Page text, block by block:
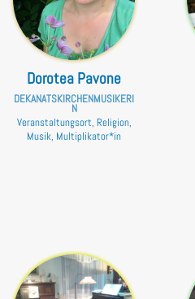
Dorotea Pavone
DEKANATSKIRCHENMUSIKERI
N
Veranstaltungsort, Religion,
Musik, Multiplikator*in